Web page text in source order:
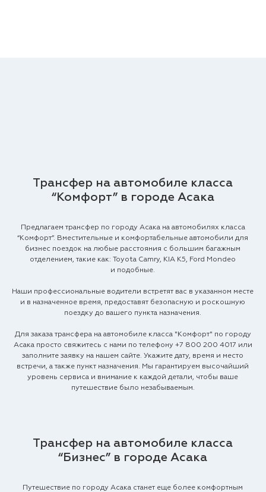
Трансфер на автомобиле класса
“Комфорт” в городе Асака
Предлагаем трансфер по городу Асака на автомобилях класса
“Комфорт”. Вместительные и комфортабельные автомобили для
бизнес поездок на любые расстояния с большим багажным
отделением, такие как: Toyota Camry, KIA K5, Ford Mondeo
и подобные.
Наши профессиональные водители встретят вас в указанном месте
и в назначенное время, предоставят безопасную и роскошную
поездку до вашего пункта назначения.
Для заказа трансфера на автомобиле класса "Комфорт" по городу
Асака просто свяжитесь с нами по телефону +7 800 200 4017 или
заполните заявку на нашем сайте. Укажите дату, время и место
встречи, а также пункт назначения. Мы гарантируем высочайший
уровень сервиса и внимание к каждой детали, чтобы ваше
путешествие было незабываемым.
Трансфер на автомобиле класса
“Бизнес” в городе Асака
Путешествие по городу Асака станет еще более комфортным